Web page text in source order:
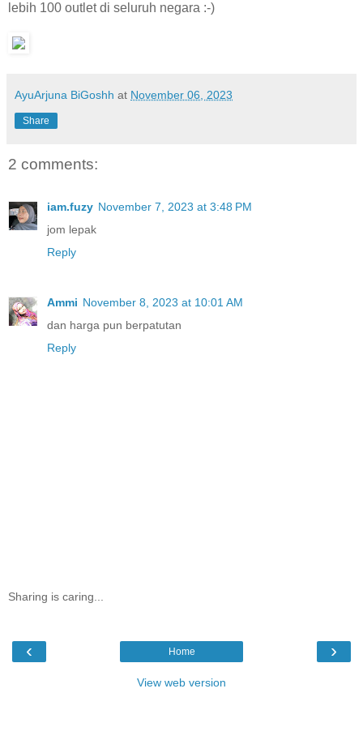
lebih 100 outlet di seluruh negara :-)
AyuArjuna BiGoshh at November 06, 2023
Share
2 comments:
iam.fuzy November 7, 2023 at 3:48 PM
jom lepak
Reply
Ammi November 8, 2023 at 10:01 AM
dan harga pun berpatutan
Reply
Sharing is caring...
‹ ›
Home
View web version